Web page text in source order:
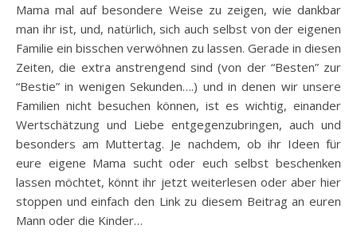
Mama mal auf besondere Weise zu zeigen, wie dankbar
man ihr ist, und, natürlich, sich auch selbst von der eigenen
Familie ein bisschen verwöhnen zu lassen. Gerade in diesen
Zeiten, die extra anstrengend sind (von der “Besten” zur
“Bestie” in wenigen Sekunden….) und in denen wir unsere
Familien nicht besuchen können, ist es wichtig, einander
Wertschätzung und Liebe entgegenzubringen, auch und
besonders am Muttertag. Je nachdem, ob ihr Ideen für
eure eigene Mama sucht oder euch selbst beschenken
lassen möchtet, könnt ihr jetzt weiterlesen oder aber hier
stoppen und einfach den Link zu diesem Beitrag an euren
Mann oder die Kinder…